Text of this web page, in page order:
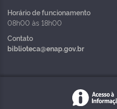
Horário de funcionamento
08h00 às 18h00
Contato
biblioteca@enap.gov.br